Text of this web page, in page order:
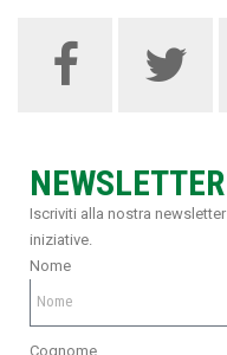
NEWSLETTER
Iscriviti alla nostra
iniziative.
Nome
Cognome